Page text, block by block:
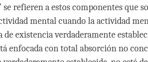
se refieren a estos componentes que
mental cuando la actividad
de existencia verdaderamente
enfocada con total absorción no